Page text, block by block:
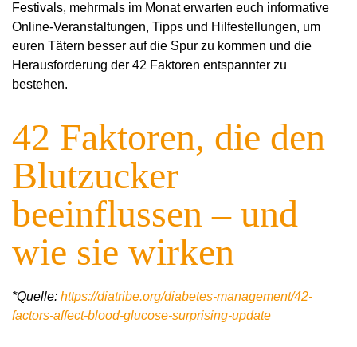
Festivals, mehrmals im Monat erwarten euch informative
Online-Veranstaltungen, Tipps und Hilfestellungen, um
euren Tätern besser auf die Spur zu kommen und die
Herausforderung der 42 Faktoren entspannter zu
bestehen.
42 Faktoren, die den
Blutzucker
beeinflussen – und
wie sie wirken
*Quelle: https://diatribe.org/diabetes-management/42-
factors-affect-blood-glucose-surprising-update